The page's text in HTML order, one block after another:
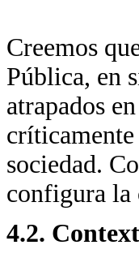
Creemos
Pública, en
atrapados
críticamente
sociedad.
configura la
4.2.